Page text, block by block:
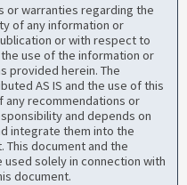
or warranties regarding the
of any information or
or with respect to
use of the information or
provided herein. The
AS IS and the use of this
recommendations or
and depends on
integrate them into the
document and the
solely in connection with
document.